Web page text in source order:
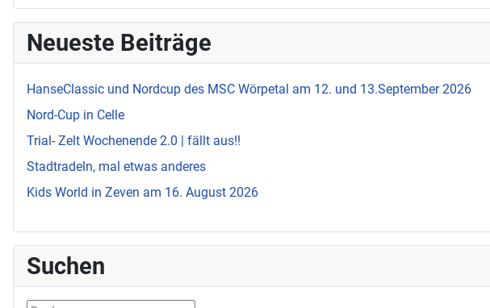
Neueste Beiträge
HanseClassic und Nordcup des MSC Wörpetal am 12. und 13.September 2026
Nord-Cup in Celle
Trial- Zelt Wochenende 2.0 | fällt aus!!
Stadtradeln, mal etwas anderes
Kids World in Zeven am 16. August 2026
Suchen